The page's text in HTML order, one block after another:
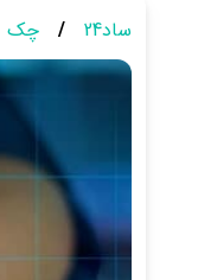
ساد24 / چک